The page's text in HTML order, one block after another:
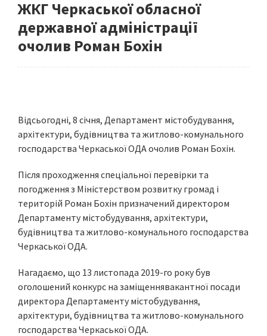
ЖКГ Черкаської обласної
державної адміністрації
очолив Роман Бохін
Відсьогодні, 8 січня, Департамент містобудування,
архітектури, будівництва та житлово-комунального
господарства Черкаської ОДА очолив Роман Бохін.
Після проходження спеціальної перевірки та
погодження з Міністерством розвитку громад і
територій Роман Бохін призначений директором
Департаменту містобудування, архітектури,
будівництва та житлово-комунального господарства
Черкаської ОДА.
Нагадаємо, що 13 листопада 2019-го року був
оголошений конкурс на заміщеннявакантної посади
директора Департаменту містобудування,
архітектури, будівництва та житлово-комунального
господарства Черкаської ОДА.